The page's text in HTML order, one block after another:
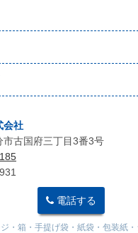
会社
市古国府三丁目3番3号
電話する
・箱・手提げ袋・紙袋・包装紙